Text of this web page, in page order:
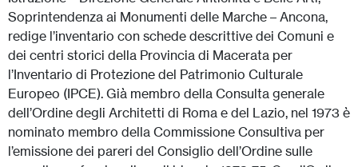
Soprintendenza ai Monumenti delle Marche – Ancona,
redige l’inventario con schede descrittive dei Comuni e
dei centri storici della Provincia di Macerata per
l’Inventario di Protezione del Patrimonio Culturale
Europeo (IPCE). Già membro della Consulta generale
dell’Ordine degli Architetti di Roma e del Lazio, nel 1973 è
nominato membro della Commissione Consultiva per
l’emissione dei pareri del Consiglio dell’Ordine sulle